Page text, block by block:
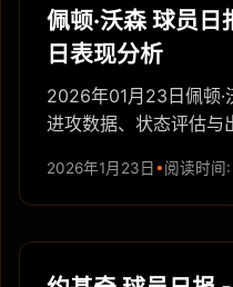
佩顿·沃森 球员
日表现分析
2026年01月23日佩顿·
进攻数据、状态评估与
2026年1月23日 阅读时间: